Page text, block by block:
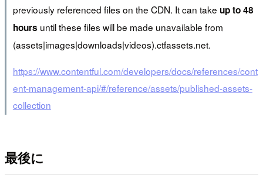
previously referenced files on the CDN. It can take up to 48
hours until these files will be made unavailable from
(assets|images|downloads|videos).ctfassets.net.
https://www.contentful.com/developers/docs/references/cont
ent-management-api/#/reference/assets/published-assets-
collection
最後に